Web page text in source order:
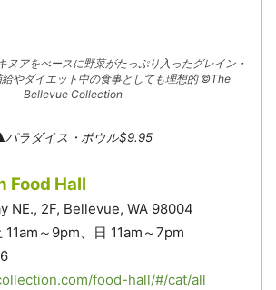
ヌアをべースに野菜がたっぷり入ったグレイン・
やダイエット中の食事としても理想的 ©The
Bellevue Collection
ラダイス・ボウル$9.95
Food Hall
NE., 2F, Bellevue, WA 98004
11am～9pm、日 11am～7pm
food-hall/#/cat/all